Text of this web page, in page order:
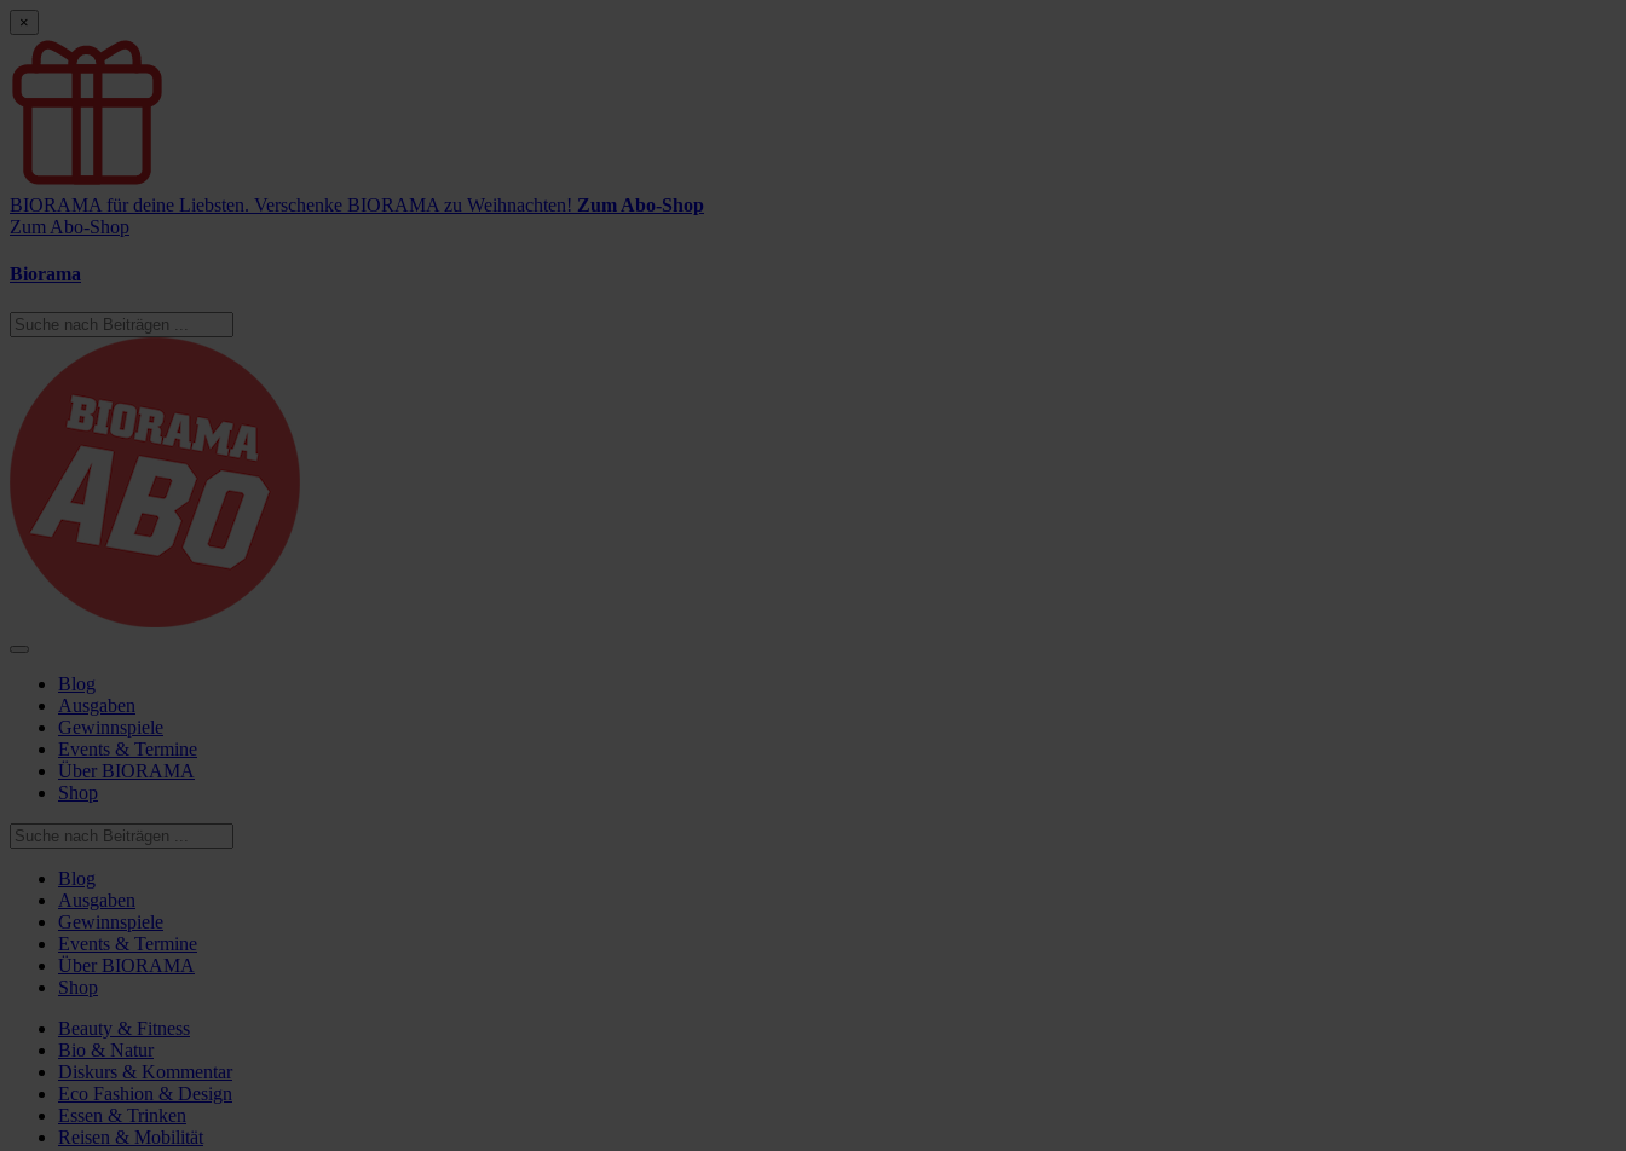
×
BIORAMA für deine Liebsten. Verschenke BIORAMA zu Weihnachten! Zum Abo-Shop
Zum Abo-Shop
Biorama
Blog
Ausgaben
Gewinnspiele
Events & Termine
Über BIORAMA
Shop
Blog
Ausgaben
Gewinnspiele
Events & Termine
Über BIORAMA
Shop
Beauty & Fitness
Bio & Natur
Diskurs & Kommentar
Eco Fashion & Design
Essen & Trinken
Reisen & Mobilität